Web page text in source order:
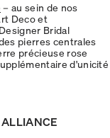
– au sein de nos
Deco et
Bridal
pierres centrales
précieuse rose
d'unicité